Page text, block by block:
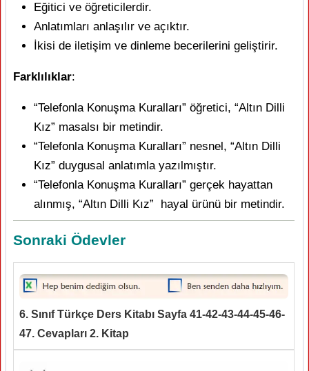
Eğitici ve öğreticilerdir.
Anlatımları anlaşılır ve açıktır.
İkisi de iletişim ve dinleme becerilerini geliştirir.
Farklılıklar:
“Telefonla Konuşma Kuralları” öğretici, “Altın Dilli
Kız” masalsı bir metindir.
“Telefonla Konuşma Kuralları” nesnel, “Altın Dilli
Kız” duygusal anlatımla yazılmıştır.
“Telefonla Konuşma Kuralları” gerçek hayattan
alınmış, “Altın Dilli Kız” hayal ürünü bir metindir.
Sonraki Ödevler
6. Sınıf Türkçe Ders Kitabı Sayfa 41-42-43-44-45-46-
47. Cevapları 2. Kitap